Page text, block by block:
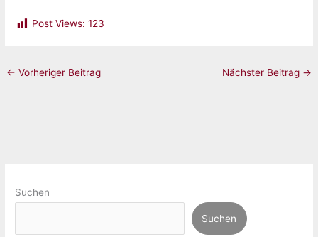
Post Views: 123
← Vorheriger Beitrag Nächster Beitrag →
Suchen
Suchen